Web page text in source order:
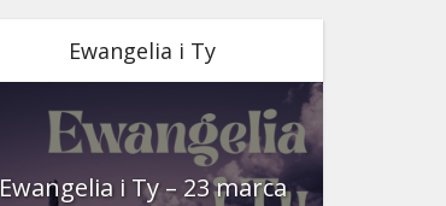
Ewangelia i Ty
Ewangelia i Ty – 23 marca